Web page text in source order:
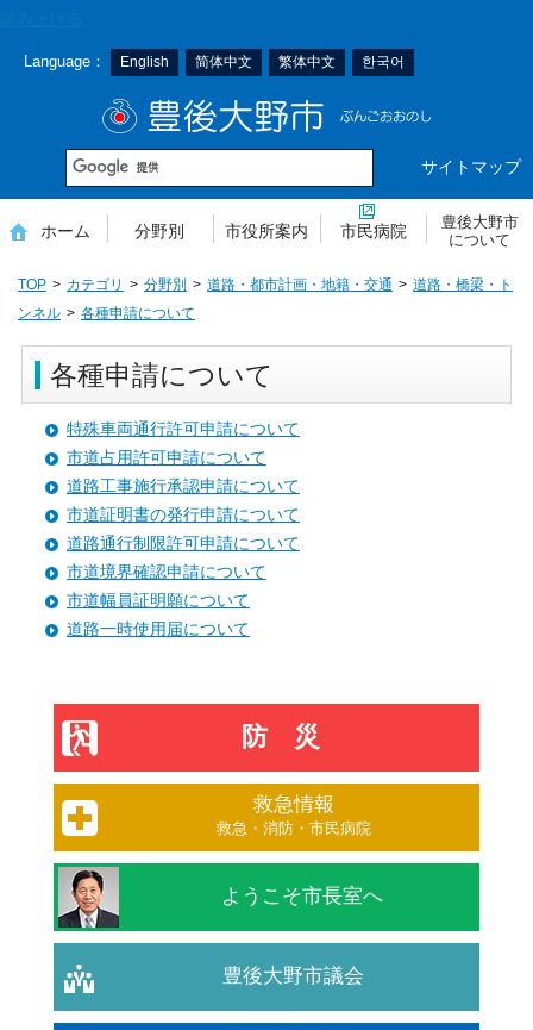
Language： English 简体中文 繁体中文 한국어
サイトマップ
ホーム 分野別 市役所案内 市民病院
豊後大野市
について
TOP カテゴリ 分野別 道路・都市計画・地籍・交通
道路・橋梁・ト
ンネル
各種申請について
各種申請について
特殊車両通行許可申請について
市道占用許可申請について
道路工事施行承認申請について
市道証明書の発行申請について
道路通行制限許可申請について
市道境界確認申請について
市道幅員証明願について
道路一時使用届について
防災
救急情報
救急・消防・市民病院
ようこそ市長室へ
豊後大野市議会